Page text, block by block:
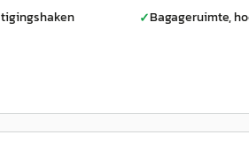
✓Bagageruimte,